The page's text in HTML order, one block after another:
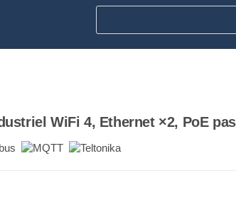
WiFi 4, Ethernet ×2, PoE